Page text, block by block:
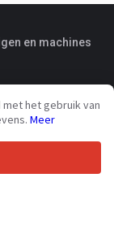
en machines
het gebruik van
Meer